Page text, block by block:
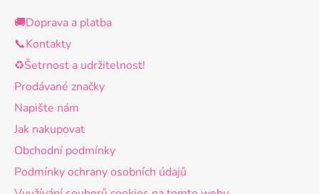
🚚Doprava a platba
📞Kontakty
♻️Šetrnost a udržitelnost!
Prodávané značky
Napište nám
Jak nakupovat
Obchodní podmínky
Podmínky ochrany osobních údajů